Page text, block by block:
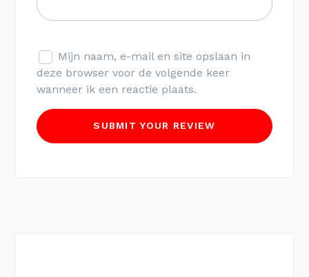
Mijn naam, e-mail en site opslaan in
deze browser voor de volgende keer
wanneer ik een reactie plaats.